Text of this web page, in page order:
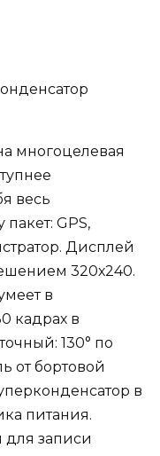
многоцелевая
весь
GPS,
Дисплей
320х240.
в
кадрах в
130° по
от бортовой
в
питания.
записи